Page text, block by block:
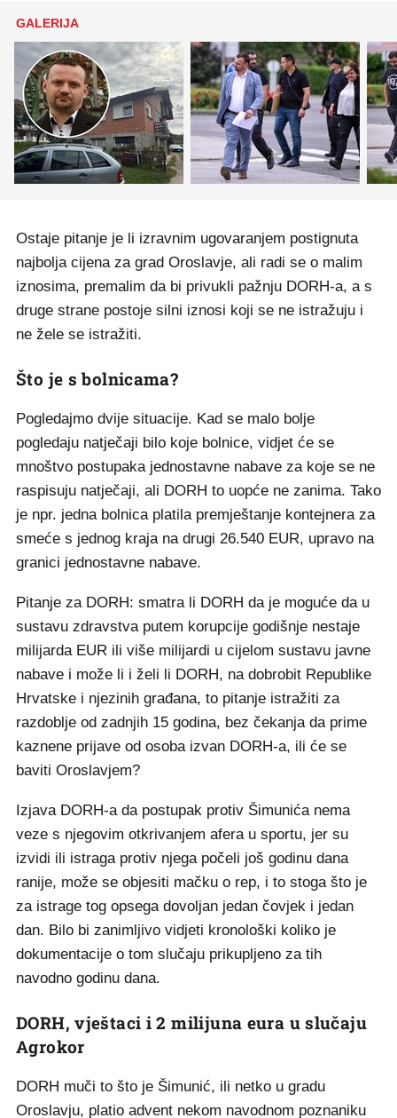
GALERIJA
Ostaje pitanje je li izravnim ugovaranjem postignuta
najbolja cijena za grad Oroslavje, ali radi se o malim
iznosima, premalim da bi privukli pažnju DORH-a, a s
druge strane postoje silni iznosi koji se ne istražuju i
ne žele se istražiti.
Što je s bolnicama?
Pogledajmo dvije situacije. Kad se malo bolje
pogledaju natječaji bilo koje bolnice, vidjet će se
mnoštvo postupaka jednostavne nabave za koje se ne
raspisuju natječaji, ali DORH to uopće ne zanima. Tako
je npr. jedna bolnica platila premještanje kontejnera za
smeće s jednog kraja na drugi 26.540 EUR, upravo na
granici jednostavne nabave.
Pitanje za DORH: smatra li DORH da je moguće da u
sustavu zdravstva putem korupcije godišnje nestaje
milijarda EUR ili više milijardi u cijelom sustavu javne
nabave i može li i želi li DORH, na dobrobit Republike
Hrvatske i njezinih građana, to pitanje istražiti za
razdoblje od zadnjih 15 godina, bez čekanja da prime
kaznene prijave od osoba izvan DORH-a, ili će se
baviti Oroslavjem?
Izjava DORH-a da postupak protiv Šimunića nema
veze s njegovim otkrivanjem afera u sportu, jer su
izvidi ili istraga protiv njega počeli još godinu dana
ranije, može se objesiti mačku o rep, i to stoga što je
za istrage tog opsega dovoljan jedan čovjek i jedan
dan. Bilo bi zanimljivo vidjeti kronološki koliko je
dokumentacije o tom slučaju prikupljeno za tih
navodno godinu dana.
DORH, vještaci i 2 milijuna eura u slučaju
Agrokor
DORH muči to što je Šimunić, ili netko u gradu
Oroslavju, platio advent nekom navodnom poznaniku